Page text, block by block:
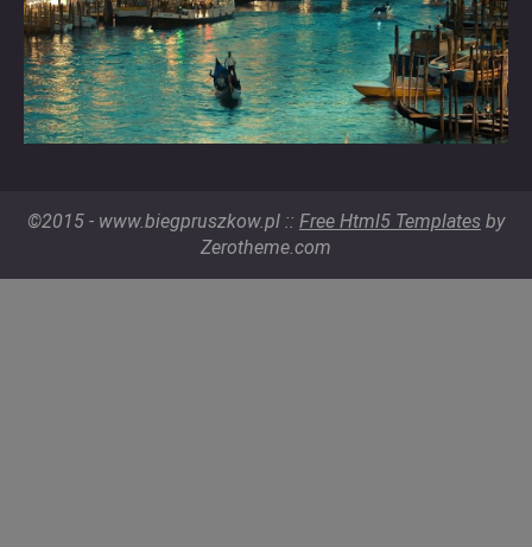
©2015 - www.biegpruszkow.pl :: Free Html5 Templates by
Zerotheme.com